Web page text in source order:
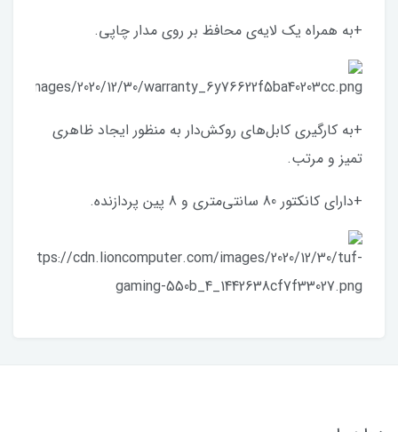
+به همراه یک لایه‌ی محافظ بر روی مدار چاپی.
+به کارگیری کابل‌های روکش‌دار به منظور ایجاد ظاهری
تمیز و مرتب.
+دارای کانکتور 80 سانتی‌متری و 8 پین پردازنده.